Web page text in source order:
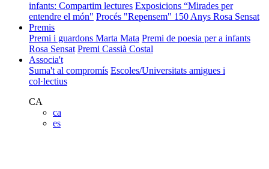
infants: Compartim lectures Exposicions “Mirades per
entendre el món" Procés "Repensem" 150 Anys Rosa Sensat
Premis
Premi i guardons Marta Mata Premi de poesia per a infants
Rosa Sensat Premi Cassià Costal
Associa't
Suma't al compromís Escoles/Universitats amigues i
col·lectius
CA
ca
es